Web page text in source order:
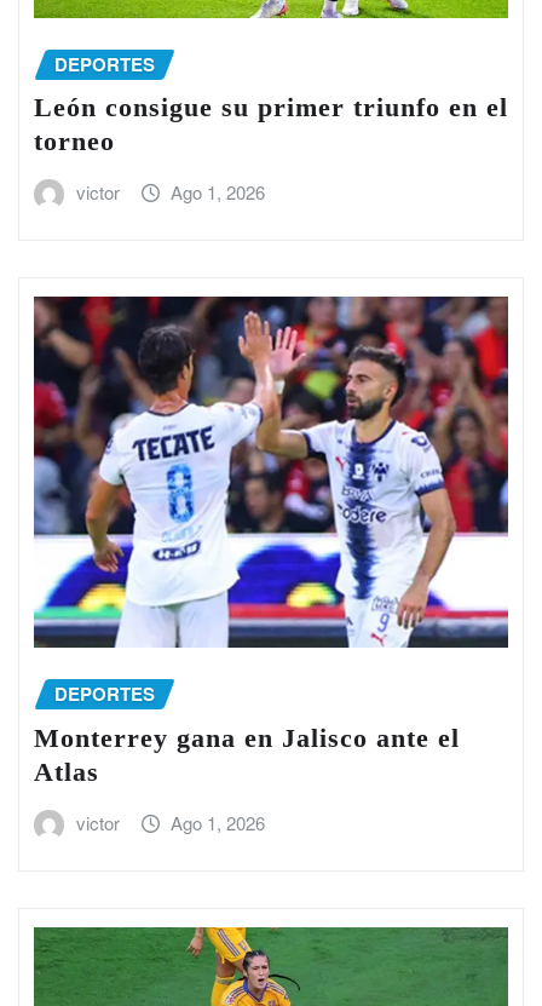
DEPORTES
León consigue su primer triunfo en el
torneo
victor Ago 1, 2026
DEPORTES
Monterrey gana en Jalisco ante el
Atlas
victor Ago 1, 2026